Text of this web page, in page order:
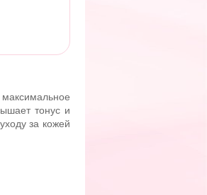
тонус и
за кожей